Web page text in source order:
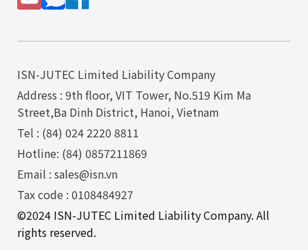
ISN-JUTEC Limited Liability Company
Address : 9th floor, VIT Tower, No.519 Kim Ma
Street,Ba Dinh District, Hanoi, Vietnam
Tel : (84) 024 2220 8811
Hotline: (84) 0857211869
Email : sales@isn.vn
Tax code : 0108484927
©2024 ISN-JUTEC Limited Liability Company. All
rights reserved.